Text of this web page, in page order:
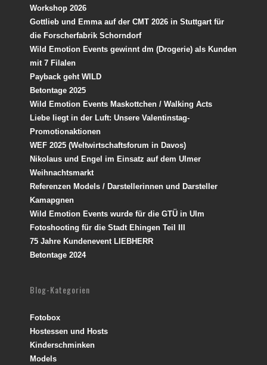
Workshop 2026
Gottlieb und Emma auf der CMT 2026 in Stuttgart für
die Forscherfabrik Schorndorf
Wild Emotion Events gewinnt dm (Drogerie) als Kunden
mit 7 Filalen
Payback geht WILD
Betontage 2025
Wild Emotion Events Maskottchen / Walking Acts
Liebe liegt in der Luft: Unsere Valentinstag-
Promotionaktionen
WEF 2025 (Weltwirtschaftsforum in Davos)
Nikolaus und Engel im Einsatz auf dem Ulmer
Weihnachtsmarkt
Referenzen Models / Darstellerinnen und Darsteller
Kamapgnen
Wild Emotion Events wurde für die GTÜ in Ulm
Fotoshooting für die Stadt Ehingen Teil III
75 Jahre Kundenevent LIEBHERR
Betontage 2024
Blog-Kategorien
Fotobox
Hostessen und Hosts
Kinderschminken
Models